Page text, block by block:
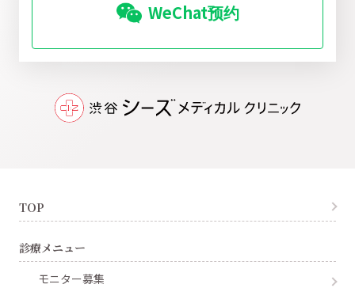
WeChat预约
TOP
診療メニュー
モニター募集